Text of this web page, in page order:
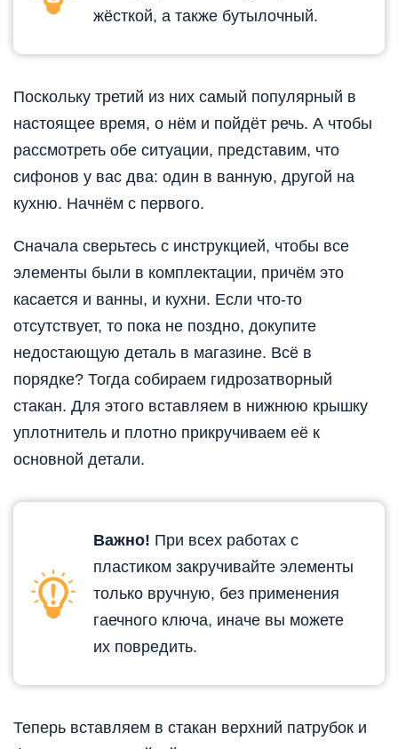
жёсткой, а также бутылочный.
Поскольку третий из них самый популярный в
настоящее время, о нём и пойдёт речь. А чтобы
рассмотреть обе ситуации, представим, что
сифонов у вас два: один в ванную, другой на
кухню. Начнём с первого.
Сначала сверьтесь с инструкцией, чтобы все
элементы были в комплектации, причём это
касается и ванны, и кухни. Если что-то
отсутствует, то пока не поздно, докупите
недостающую деталь в магазине. Всё в
порядке? Тогда собираем гидрозатворный
стакан. Для этого вставляем в нижнюю крышку
уплотнитель и плотно прикручиваем её к
основной детали.
Важно! При всех работах с
пластиком закручивайте элементы
только вручную, без применения
гаечного ключа, иначе вы можете
их повредить.
Теперь вставляем в стакан верхний патрубок и